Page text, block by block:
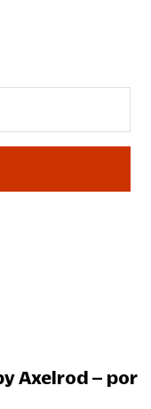
Axelrod – por